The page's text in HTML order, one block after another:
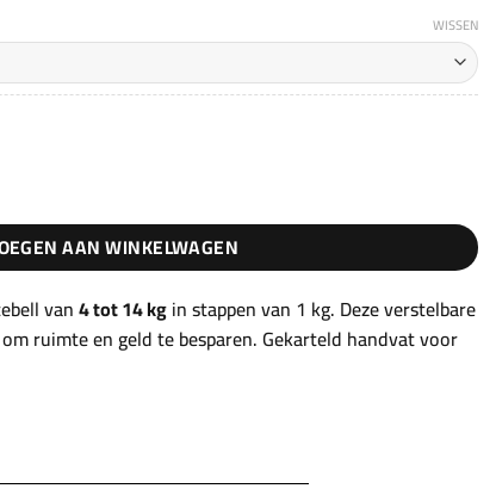
WISSEN
Lite aantal
AAN WINKELWAGEN
van4 tot 14 kgin stappen van 1 kg. Deze verstelbare
om ruimte en geld te besparen. Gekarteld handvat voor